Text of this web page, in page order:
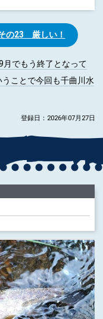
の23 厳しい！
でもう終了となって
ことで今回も千曲川水
登録日：2026年07月27日